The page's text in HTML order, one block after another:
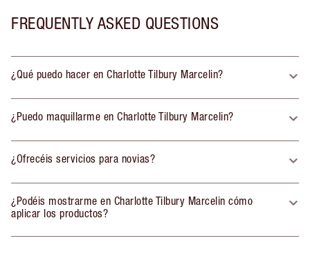
FREQUENTLY ASKED QUESTIONS
¿Qué puedo hacer en Charlotte Tilbury Marcelin?
¿Puedo maquillarme en Charlotte Tilbury Marcelin?
¿Ofrecéis servicios para novias?
¿Podéis mostrarme en Charlotte Tilbury Marcelin cómo
aplicar los productos?